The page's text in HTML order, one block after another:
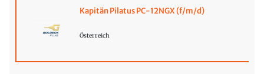
Kapitän Pilatus PC-12NGX (f/m/d)
Österreich